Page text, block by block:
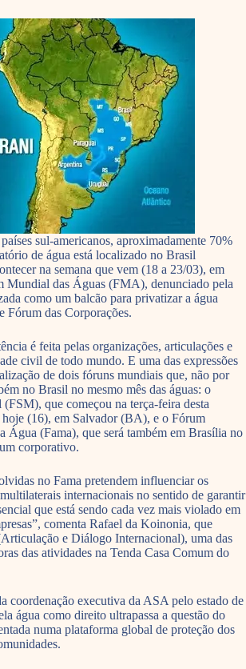
sul-americanos, aproximadamente 70%
de água está localizado no Brasil
na semana que vem (18 a 23/03), em
Mundial das Águas (FMA), denunciado pela
como um balcão para privatizar a água
Fórum das Corporações.
é feita pelas organizações, articulações e
civil de todo mundo. E uma das expressões
de dois fóruns mundiais que, não por
no Brasil no mesmo mês das águas: o
que começou na terça-feira desta
hoje (16), em Salvador (BA), e o Fórum
Água (Fama), que será também em Brasília no
corporativo.
no Fama pretendem influenciar os
internacionais no sentido de garantir
que está sendo cada vez mais violado em
comenta Rafael da Koinonia, que
e Diálogo Internacional), uma das
das atividades na Tenda Casa Comum do
coordenação executiva da ASA pelo estado de
água como direito ultrapassa a questão do
numa plataforma global de proteção dos